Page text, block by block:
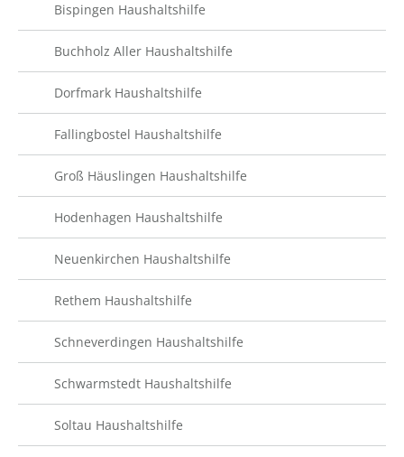
Bispingen Haushaltshilfe
Buchholz Aller Haushaltshilfe
Dorfmark Haushaltshilfe
Fallingbostel Haushaltshilfe
Groß Häuslingen Haushaltshilfe
Hodenhagen Haushaltshilfe
Neuenkirchen Haushaltshilfe
Rethem Haushaltshilfe
Schneverdingen Haushaltshilfe
Schwarmstedt Haushaltshilfe
Soltau Haushaltshilfe